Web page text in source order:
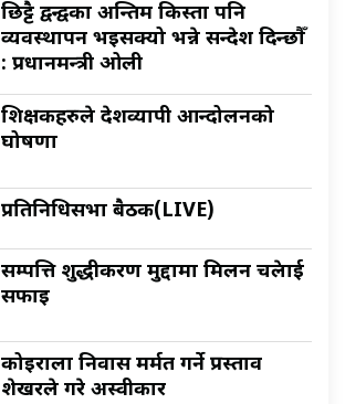
छिट्टै द्वन्द्वका अन्तिम किस्ता पनि
व्यवस्थापन भइसक्यो भन्ने सन्देश दिन्छौँ
: प्रधानमन्त्री ओली
शिक्षकहरुले देशव्यापी आन्दोलनको
घोषणा
प्रतिनिधिसभा बैठक(LIVE)
सम्पत्ति शुद्धीकरण मुद्दामा मिलन चक्रेलाई
सफाइ
कोइराला निवास मर्मत गर्ने प्रस्ताव
शेखरले गरे अस्वीकार